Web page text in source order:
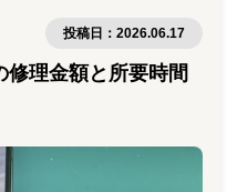
理金額と所要時間
投稿日： 2026.06.17